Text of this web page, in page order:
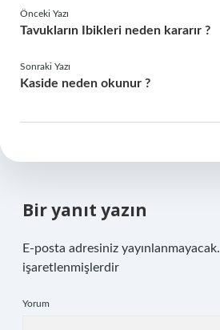
Önceki Yazı
Tavukların Ibikleri neden kararır ?
Sonraki Yazı
Kaside neden okunur ?
Bir yanıt yazın
E-posta adresiniz yayınlanmayacak.
işaretlenmişlerdir
Yorum